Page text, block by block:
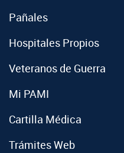
Pañales
Hospitales Propios
Veteranos de Guerra
Mi PAMI
Cartilla Médica
Trámites Web